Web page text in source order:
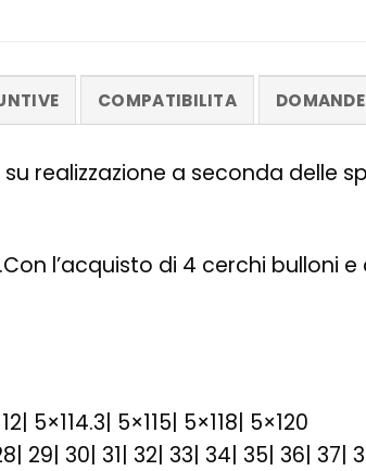
COMPATIBILITA
su realizzazione a seconda delle
l’acquisto di 4 cerchi bulloni
5×114.3| 5×115| 5×118| 5×120
29| 30| 31| 32| 33| 34| 35| 36| 37|